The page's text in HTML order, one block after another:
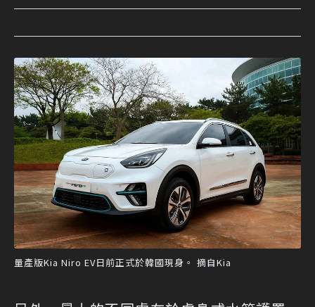
量產版Kia Niro EV日前正式於韓國現身。 摘自Kia